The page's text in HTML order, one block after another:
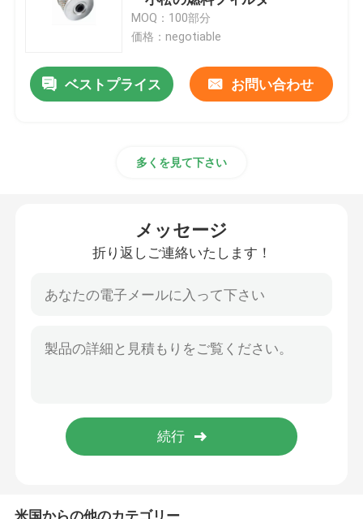
自動車燃料フィルター
カートリッジ石油フィルター
自動変速機フィルター
海洋エンジン フィルター
頑丈なフィルター
建設用機器フィルター
発電機力フィルター
MOQ：100部分
価格：negotiable
ベストプライス お問い合わせ
多くを見て下さい
メッセージ
折り返しご連絡いたします！